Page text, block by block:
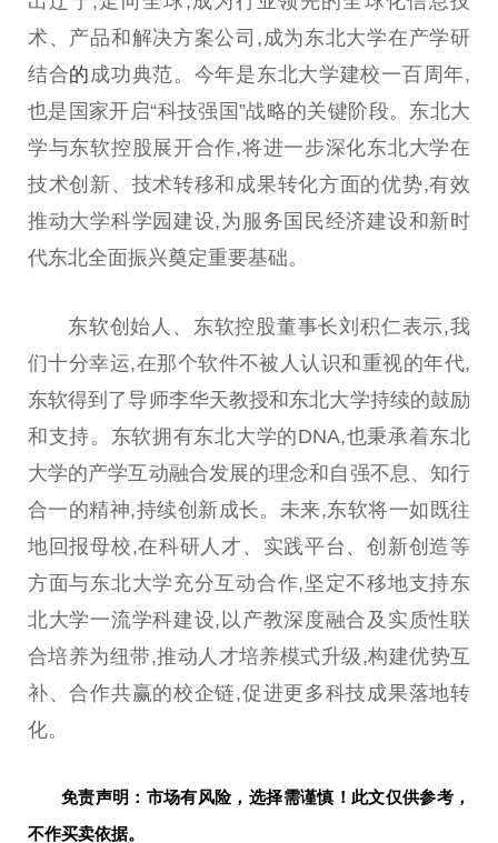
术、产品和解决方案公司,成为东北大学在产学研
结合的成功典范。今年是东北大学建校一百周年,
也是 国家开启“科技强国”战略的关键阶段。东北大
学与东软控股展开合作,将进一步深化东北大学在
技术创新、技术转移和成果转化方面的优势,有效
推动大学科学园建设,为服务国民经济建设和新时
代东北全面振兴奠定重要基础。
东软创始人、东软控股董事长刘积仁表示,我
们十分幸运,在那个软件不被人认识和重视的年代,
东软得到了导师李华天教授和东北大学持续的鼓励
和支持。东软拥有东北大学的DNA,也秉承着东北
大学的产学互动融合发展的理念和自强不息、知行
合一的精神,持续创新成长。未来,东软将一如既往
地回报母校,在科研人才、实践平台 、创新创造等
方面与东北大学充分互动合作,坚定不移地支持东
北大学一流学科建设,以产教深度融合及实质性联
合培养为纽带,推动人才培养模式升级,构建优势互
补、合作共赢的校企链,促进更多科技成果落地转
化。
免责声明：市场有风险，选择需谨慎！此文仅供参考，
不作买卖依据。